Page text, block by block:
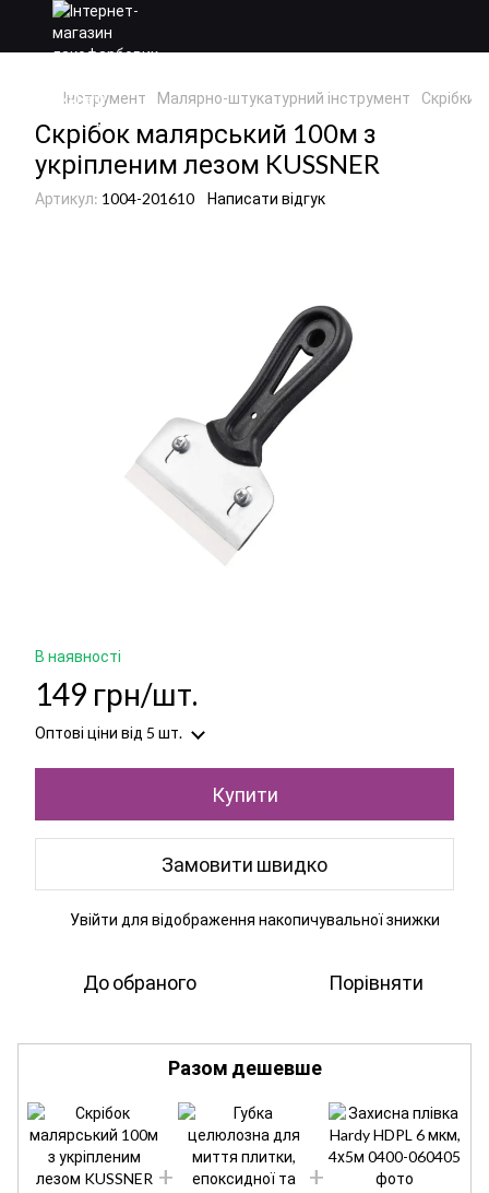
Інструмент Малярно-штукатурний інструмент Скрібки
Скрібок малярський 100м з
укріпленим лезом KUSSNER
Артикул: 1004-201610 Написати відгук
В наявності
149 грн/шт.
Оптові ціни від 5 шт.
Купити
Замовити швидко
Увійти для відображення накопичувальної знижки
До обраного Порівняти
Разом дешевше